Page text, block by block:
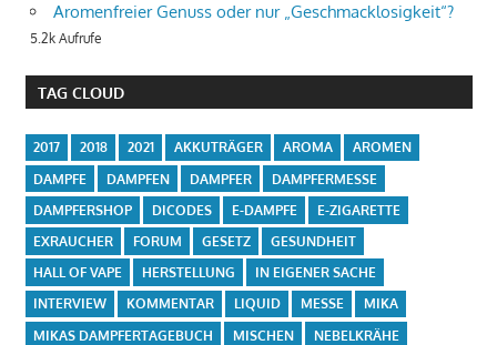
Aromenfreier Genuss oder nur „Geschmacklosigkeit“?
5.2k Aufrufe
TAG CLOUD
2017 2018 2021 AKKUTRÄGER AROMA
AROMEN
DAMPFE
DAMPFEN DAMPFER
DAMPFERMESSE
DAMPFERSHOP
DICODES E-DAMPFE
E-ZIGARETTE
EXRAUCHER
FORUM GESETZ
GESUNDHEIT
HALL OF VAPE
HERSTELLUNG
IN EIGENER SACHE
INTERVIEW
KOMMENTAR LIQUID MESSE
MIKA
MIKAS DAMPFERTAGEBUCH
MISCHEN
NEBELKRÄHE